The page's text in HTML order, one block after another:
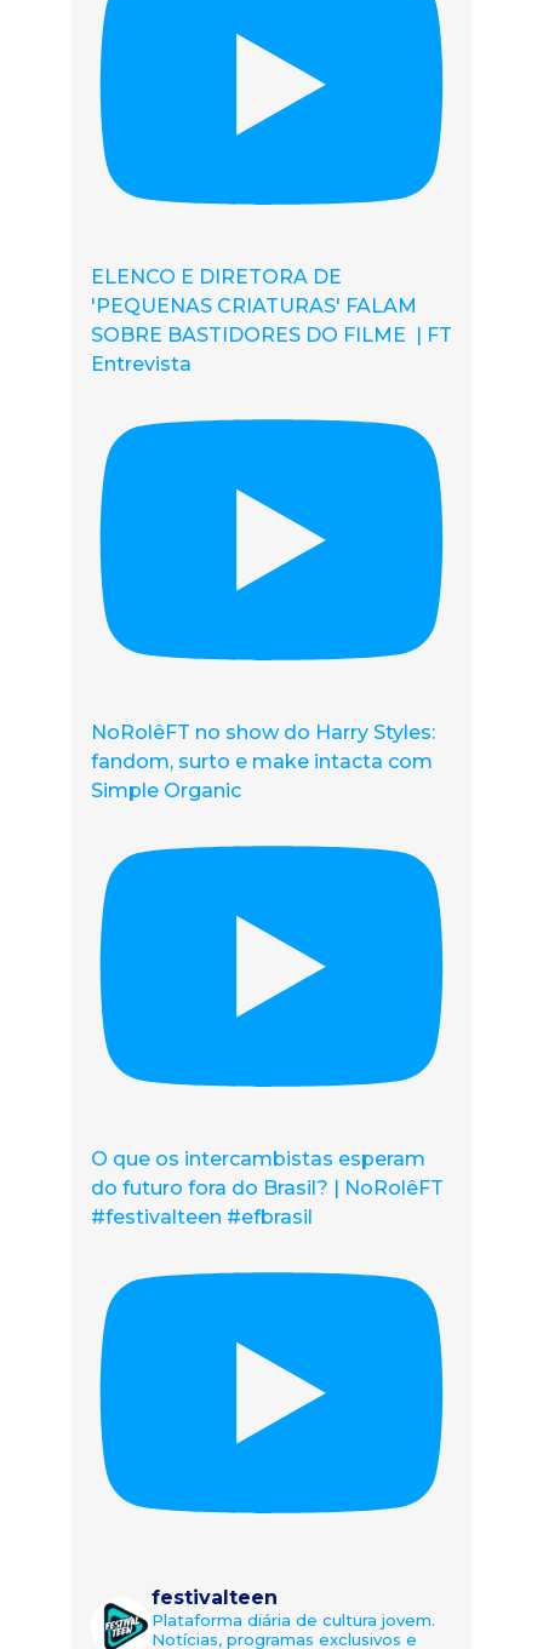
ELENCO E DIRETORA DE
'PEQUENAS CRIATURAS' FALAM
SOBRE BASTIDORES DO FILME | FT
Entrevista
NoRolêFT no show do Harry Styles:
fandom, surto e make intacta com
Simple Organic
O que os intercambistas esperam
do futuro fora do Brasil? | NoRolêFT
#festivalteen #efbrasil
festivalteen
Plataforma diária de cultura jovem.
Notícias, programas exclusivos e